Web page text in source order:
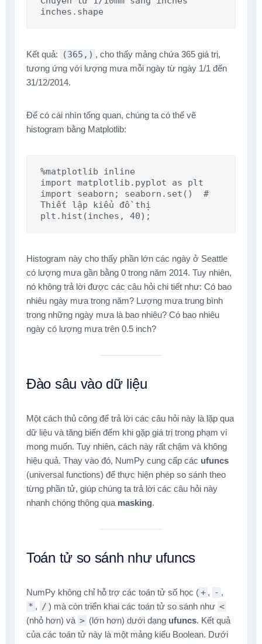
inches.shape
Kết quả: (365,) , cho thấy mảng chứa 365 giá trị,
tương ứng với lượng mưa mỗi ngày từ ngày 1/1 đến
31/12/2014.
Để có cái nhìn tổng quan, chúng ta có thể vẽ
histogram bằng Matplotlib:
%matplotlib inline
import matplotlib.pyplot as plt
import seaborn; seaborn.set()  #
Thiết lập kiểu đồ thị
plt.hist(inches, 40);
Histogram này cho thấy phần lớn các ngày ở Seattle
có lượng mưa gần bằng 0 trong năm 2014. Tuy nhiên,
nó không trả lời được các câu hỏi chi tiết như: Có bao
nhiêu ngày mưa trong năm? Lượng mưa trung bình
trong những ngày mưa là bao nhiêu? Có bao nhiêu
ngày có lượng mưa trên 0.5 inch?
Đào sâu vào dữ liệu
Một cách thủ công để trả lời các câu hỏi này là lặp qua
dữ liệu và tăng biến đếm khi gặp giá trị trong phạm vi
mong muốn. Tuy nhiên, cách này rất chậm và không
hiệu quả. Thay vào đó, NumPy cung cấp các ufuncs
(universal functions) để thực hiện phép so sánh theo
từng phần tử, giúp chúng ta trả lời các câu hỏi này
nhanh chóng thông qua masking.
Toán tử so sánh như ufuncs
NumPy không chỉ hỗ trợ các toán tử số học (+ , - ,
* , / ) mà còn triển khai các toán tử so sánh như <
(nhỏ hơn) và > (lớn hơn) dưới dạng ufuncs. Kết quả
của các toán tử này là một mảng kiểu Boolean. Dưới